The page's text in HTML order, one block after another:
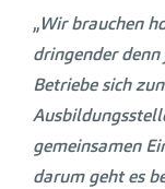
„Wir brauchen
dringender
Betriebe sich
gemeinsamen
darum geht es